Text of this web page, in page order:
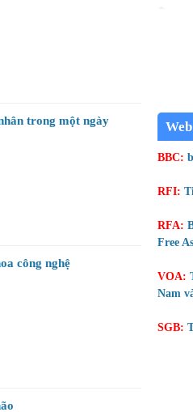
trong một ngày
công nghệ
BBC:
RFI:
RFA:
Free
VOA:
Nam
SGB: